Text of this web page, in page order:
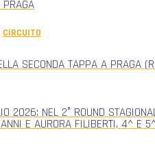
PRAGA
CIRCUITO
SECONDA TAPPA A PRAGA
2026: NEL 2° ROUND
E AURORA FILIBERTI, 4^ E